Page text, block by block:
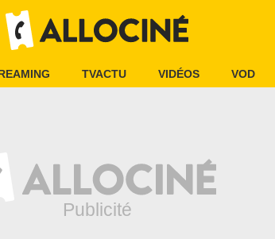
TVACTU VIDÉOS VOD